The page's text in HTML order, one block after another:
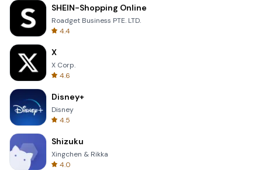
SHEIN-Shopping Online
Roadget Business PTE. LTD.
4.4
X
X Corp.
4.6
Disney+
Disney
4.5
Shizuku
Xingchen & Rikka
4.0